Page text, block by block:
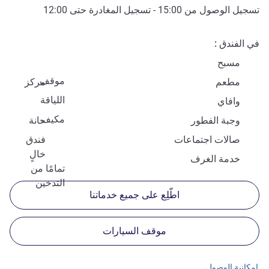
تسجيل الوصول من 15:00 - تسجيل المغادرة حتى 12:00
في الفندق
مسبح
موقف
مطعم
مركز
اللياقة
وافاي
مكيف
وجبة الفطور
حانة
صالات اجتماعات
فندق
خالٍ
تمامًا من
التدخين
خدمة الغرف
اطّلِع على جميع خدماتنا
موقف السيارات